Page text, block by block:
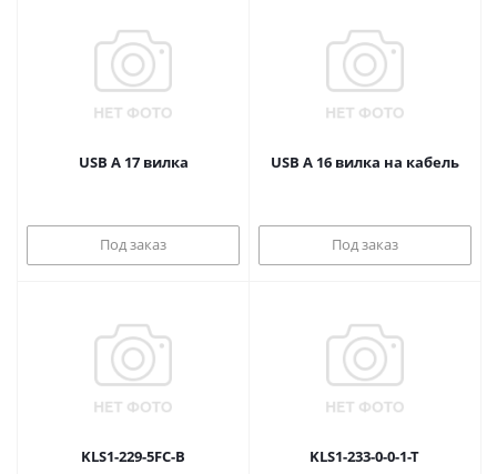
USB A 17 вилка
Под заказ
USB A 16 вилка на кабель
Под заказ
KLS1-229-5FC-B KLS1-233-0-0-1-T